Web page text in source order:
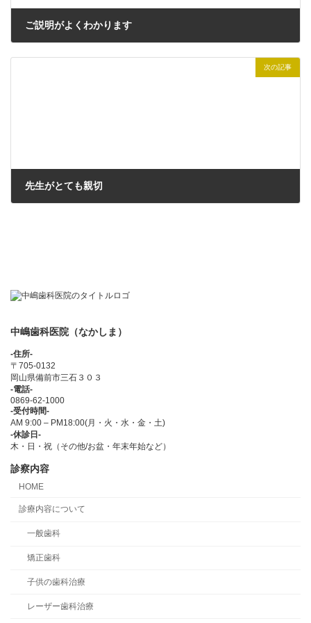
ご説明がよくわかります
次の記事
先生がとても親切
中嶋歯科医院（なかしま）
-住所-
〒705-0132
岡山県備前市三石３０３
-電話-
0869-62-1000
-受付時間-
AM 9:00 – PM18:00(月・火・水・金・土)
-休診日-
木・日・祝（その他/お盆・年末年始など）
診察内容
HOME
診療内容について
一般歯科
矯正歯科
子供の歯科治療
レーザー歯科治療